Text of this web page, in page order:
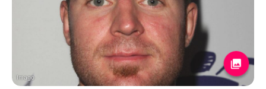
Imago